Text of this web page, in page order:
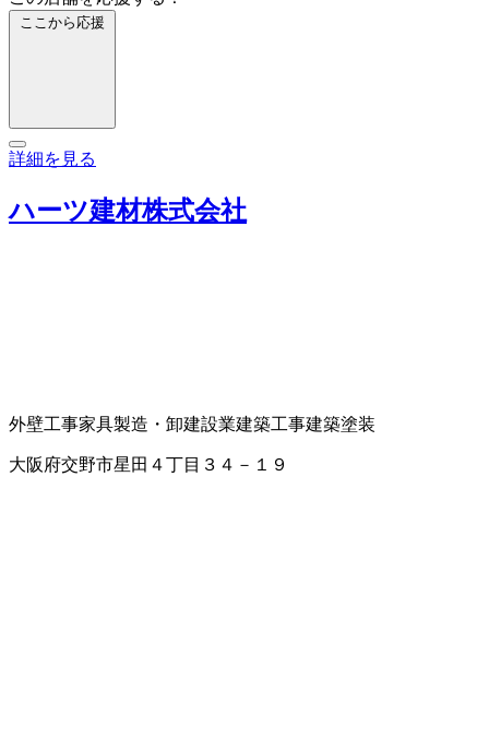
ここから応援
詳細を見る
ハーツ建材株式会社
外壁工事家具製造・卸建設業建築工事建築塗装
大阪府交野市星田４丁目３４－１９